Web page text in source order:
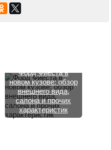
Форд Фиеста в
новом кузове: обзор
внешнего вида,
салона и прочих
характеристик